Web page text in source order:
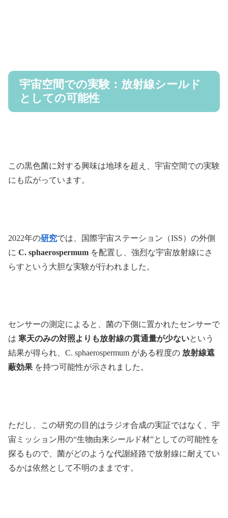
宇宙空間での実験：放射線シールド
としての可能性
この黒色菌に対する興味は地球を超え、宇宙空間での実験
にも広がっています。
2022年の研究では、国際宇宙ステーション（ISS）の外側
に C. sphaerospermum を配置し、強烈な宇宙放射線にさ
らすという大胆な実験が行われました。
センサーの測定によると、菌の下側に置かれたセンサーで
は 寒天のみの対照よりも放射線の貫通量が少ないという
結果が得られ、C. sphaerospermum がある程度の 放射線遮
蔽効果 を持つ可能性が示されました。
ただし、この研究の目的はラジオ合成の実証ではなく、宇
宙ミッション用の“生物由来シールド材”としての可能性を
探るもので、菌がどのような代謝経路で放射線に耐えてい
るかは依然として不明のままです。